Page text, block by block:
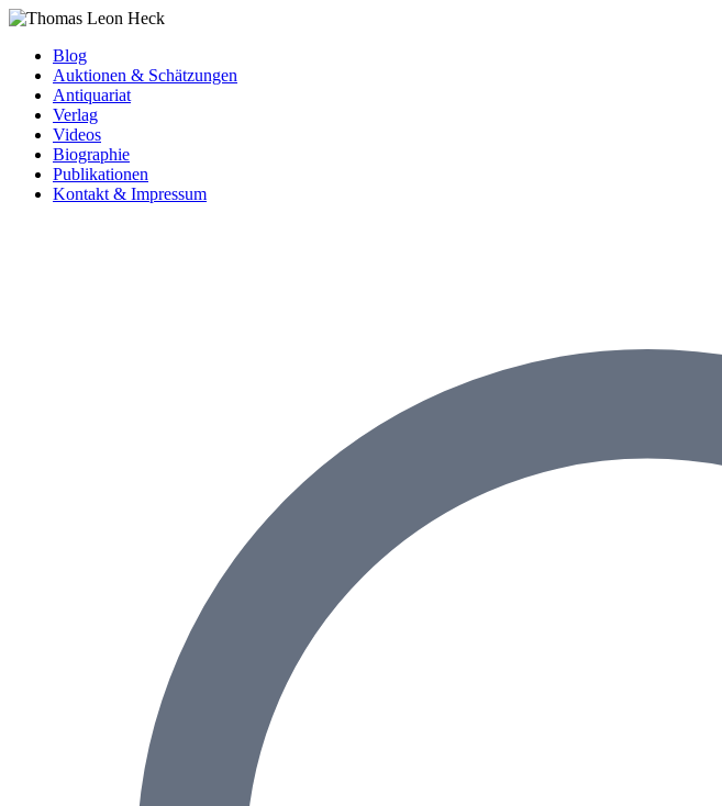
Blog
Auktionen & Schätzungen
Antiquariat
Verlag
Videos
Biographie
Publikationen
Kontakt & Impressum